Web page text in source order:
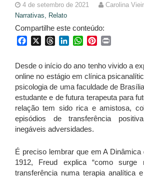
4 de setembro de 2021
Carolina
Narrativas, Relato
Compartilhe este conteúdo:
FacebookThreadsLinkedInWhatsApp
Pinterest
Desde o início do ano tenho vivido a
online no estágio em clínica
psicologia de uma faculdade de
estudante e de futura terapeuta para
relação tem sido rica e amistosa,
episódios de transferência
inegáveis adversidades.
É preciso lembrar que em A Dinâmica
1912, Freud explica “como surge
transferência numa terapia analítica